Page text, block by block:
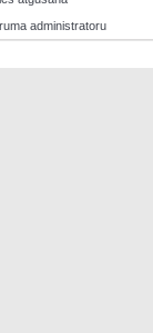
administratoru